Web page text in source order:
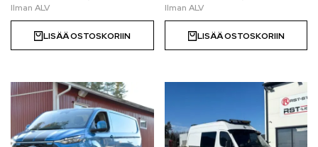
LISÄÄ OSTOSKORIIN LISÄÄ OSTOSKORIIN